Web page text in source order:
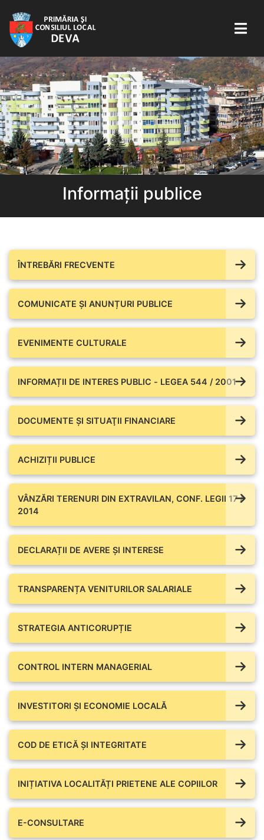
Informații publice
ÎNTREBĂRI FRECVENTE
COMUNICATE ŞI ANUNȚURI PUBLICE
EVENIMENTE CULTURALE
INFORMAȚII DE INTERES PUBLIC - LEGEA 544 / 2001
DOCUMENTE ŞI SITUAŢII FINANCIARE
ACHIZIȚII PUBLICE
VÂNZĂRI TERENURI DIN EXTRAVILAN, CONF. LEGII 17 /
2014
DECLARAȚII DE AVERE ŞI INTERESE
TRANSPARENȚA VENITURILOR SALARIALE
STRATEGIA ANTICORUPȚIE
CONTROL INTERN MANAGERIAL
INVESTITORI ȘI ECONOMIE LOCALĂ
COD DE ETICĂ ȘI INTEGRITATE
INIȚIATIVA LOCALITĂȚI PRIETENE ALE COPIILOR
E-CONSULTARE